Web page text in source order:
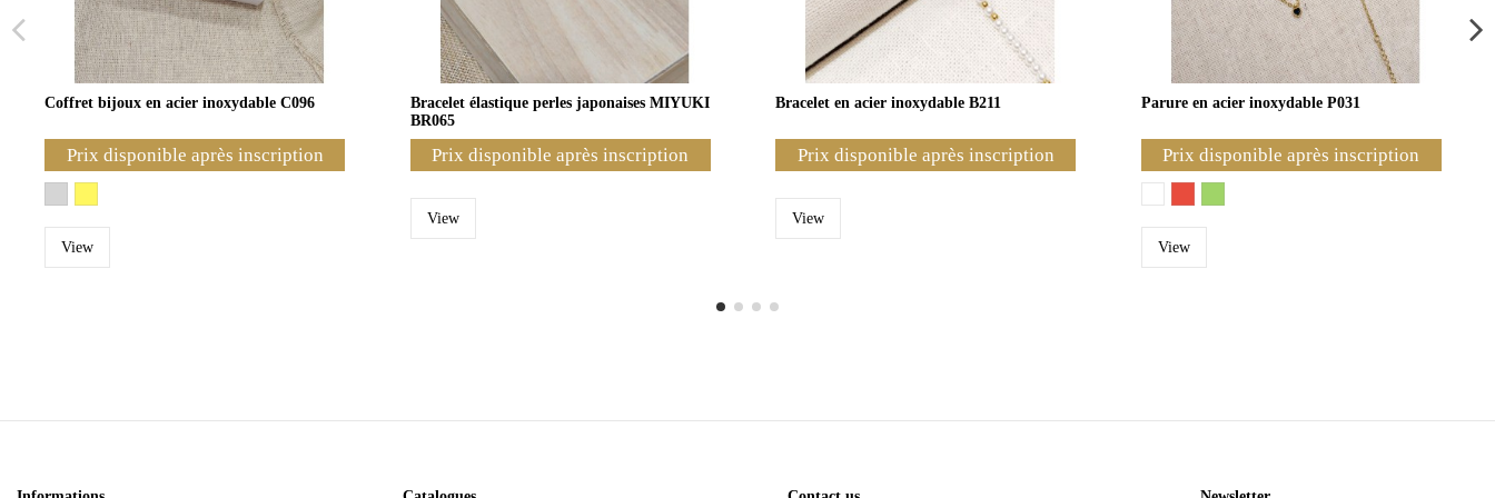
Coffret bijoux en acier inoxydable C096
Prix disponible après inscription
View
Bracelet élastique perles japonaises MIYUKI
BR065
Prix disponible après inscription
View
Bracelet en acier inoxydable B211
Prix disponible après inscription
View
Parure en acier inoxydable P031
Prix disponible après inscription
View